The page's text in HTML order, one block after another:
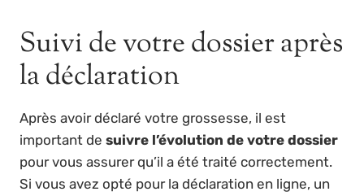
Suivi de votre dossier après
la déclaration
Après avoir déclaré votre grossesse, il est
important de suivre l’évolution de votre dossier
pour vous assurer qu’il a été traité correctement.
Si vous avez opté pour la déclaration en ligne, un